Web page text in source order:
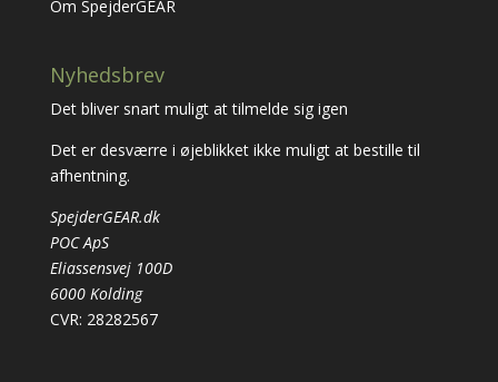
Om SpejderGEAR
Nyhedsbrev
Det bliver snart muligt at tilmelde sig igen
Det er desværre i øjeblikket ikke muligt at bestille til
afhentning.
SpejderGEAR.dk
POC ApS
Eliassensvej 100D
6000 Kolding
CVR: 28282567